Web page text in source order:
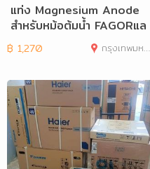
แท่ง Magnesium Anode
สำหรับหม้อต้มน้ำ FAGORแล
ะยี่ห้ออื่นๆ
฿ 1,270 กรุงเทพมหานคร